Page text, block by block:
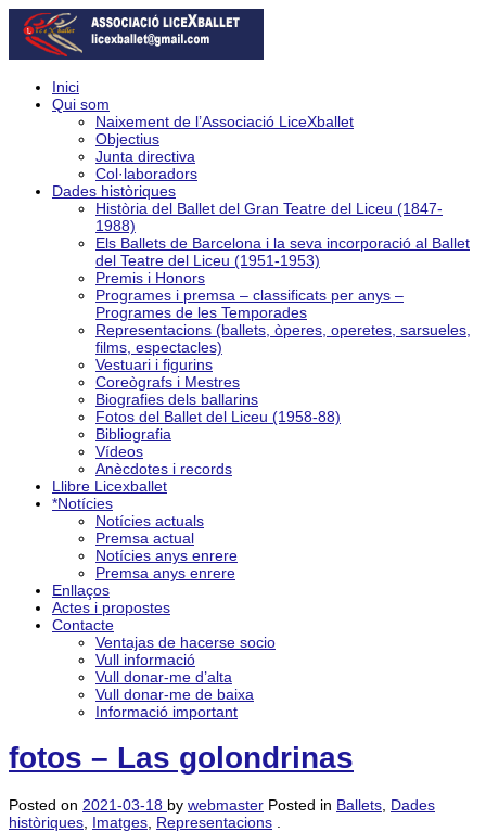
Inici
Qui som
Naixement de l’Associació LiceXballet
Objectius
Junta directiva
Col·laboradors
Dades històriques
Història del Ballet del Gran Teatre del Liceu (1847-
1988)
Els Ballets de Barcelona i la seva incorporació al Ballet
del Teatre del Liceu (1951-1953)
Premis i Honors
Programes i premsa – classificats per anys –
Programes de les Temporades
Representacions (ballets, òperes, operetes, sarsueles,
films, espectacles)
Vestuari i figurins
Coreògrafs i Mestres
Biografies dels ballarins
Fotos del Ballet del Liceu (1958-88)
Bibliografia
Vídeos
Anècdotes i records
Llibre Licexballet
*Notícies
Notícies actuals
Premsa actual
Notícies anys enrere
Premsa anys enrere
Enllaços
Actes i propostes
Contacte
Ventajas de hacerse socio
Vull informació
Vull donar-me d’alta
Vull donar-me de baixa
Informació important
fotos – Las golondrinas
Posted on 2021-03-18 by webmaster Posted in Ballets Dades
històriques Imatges Representacions